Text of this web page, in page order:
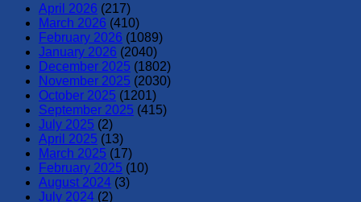
April 2026 (217)
March 2026 (410)
February 2026 (1089)
January 2026 (2040)
December 2025 (1802)
November 2025 (2030)
October 2025 (1201)
September 2025 (415)
July 2025 (2)
April 2025 (13)
March 2025 (17)
February 2025 (10)
August 2024 (3)
July 2024 (2)